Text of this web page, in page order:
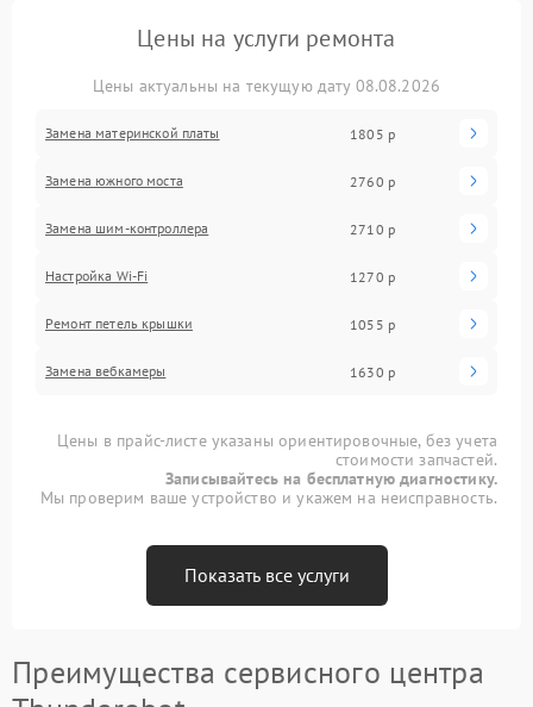
Цены на услуги ремонта
Цены актуальны на текущую дату 08.08.2026
Замена материнской платы 1805 р
Замена южного моста 2760 р
Замена шим-контроллера 2710 р
Настройка Wi-Fi 1270 р
Ремонт петель крышки 1055 р
Замена вебкамеры 1630 р
Цены в прайс-листе указаны ориентировочные, без учета
стоимости запчастей.
Записывайтесь на бесплатную диагностику.
Мы проверим ваше устройство и укажем на неисправность.
Показать все услуги
Преимущества сервисного центра